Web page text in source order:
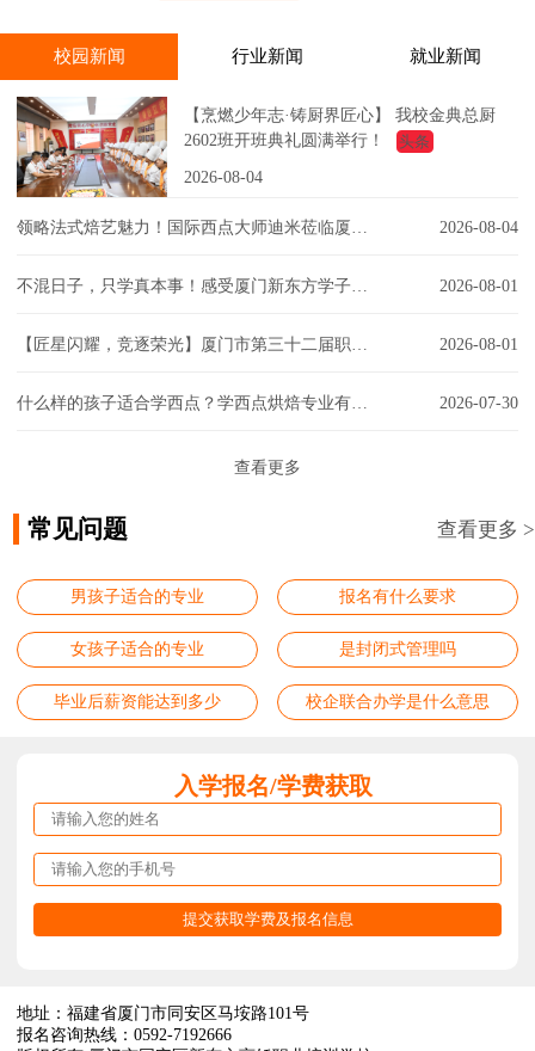
校园新闻 行业新闻 就业新闻
【烹燃少年志·铸厨界匠心】 我校金典总厨
2602班开班典礼圆满举行！
头条
2026-08-04
2026-08-04
2026-08-01
2026-08-01
2026-07-30
查看更多
常见问题 查看更多 >
男孩子适合的专业 报名有什么要求
女孩子适合的专业 是封闭式管理吗
毕业后薪资能达到多少 校企联合办学是什么意思
入学报名/学费获取
地址：福建省厦门市同安区马垵路101号
报名咨询热线：0592-7192666